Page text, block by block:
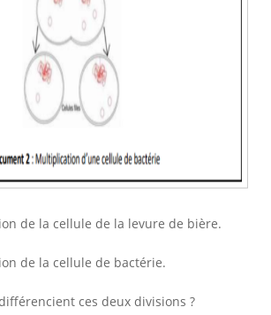
de la cellule de la levure de bière.
de la cellule de bactérie.
ces deux divisions ?